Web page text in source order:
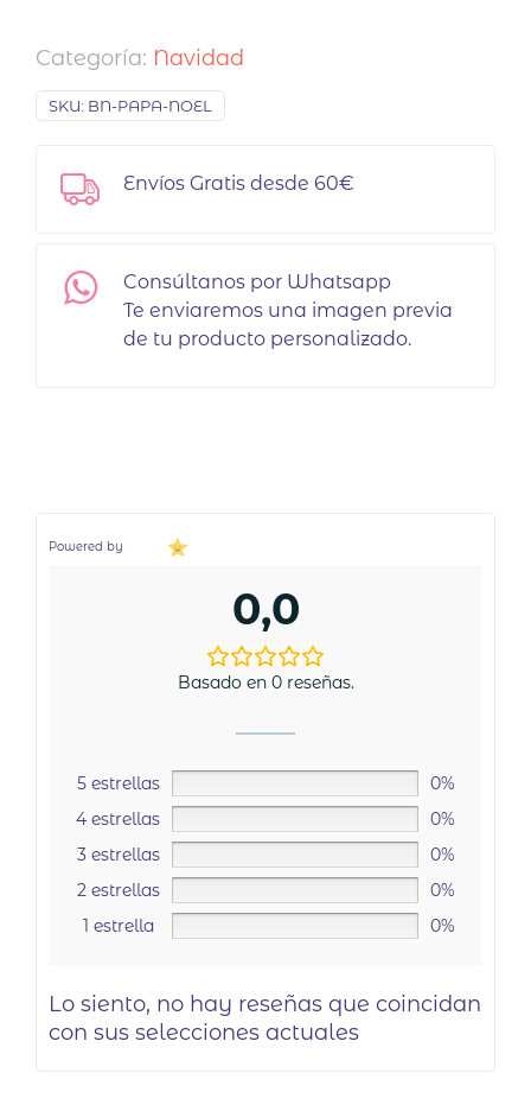
Categoría: Navidad
SKU: BN-PAPA-NOEL
Envíos Gratis desde 60€
Consúltanos por Whatsapp
Te enviaremos una imagen previa
de tu producto personalizado.
Powered by
0,0
Basado en 0 reseñas.
5 estrellas
0%
4 estrellas
0%
3 estrellas
0%
2 estrellas
0%
1 estrella
0%
Lo siento, no hay reseñas que coincidan
con sus selecciones actuales